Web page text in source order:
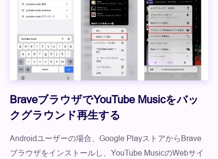
BraveブラウザでYouTube Musicをバッ
クグラウンド再生する
Androidユーザーの場合、Google PlayストアからBrave
ブラウザをインストールし、YouTube MusicのWebサイ